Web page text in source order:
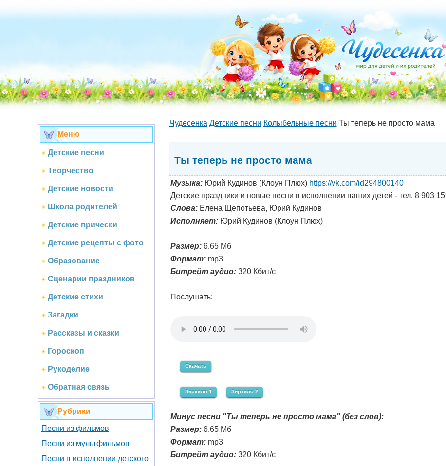
Меню
Детские песни
Творчество
Детские новости
Школа родителей
Детские прически
Детские рецепты с фото
Образование
Сценарии праздников
Детские стихи
Загадки
Рассказы и сказки
Гороскоп
Рукоделие
Обратная связь
Рубрики
Песни из фильмов
Песни из мультфильмов
Песни в исполнении детского
Чудесенка Детские песни Колыбельные песни Ты теперь не просто мама
Ты теперь не просто мама
Музыка:Юрий Кудинов (Клоун Плюх) https://vk.com/id294800140
Детские праздники и новые песни в исполнении ваших детей - тел. 8 903
Слова:Елена Щепотьева, Юрий Кудинов
Исполняет:Юрий Кудинов (Клоун Плюх)
Размер:6.65 Мб
Формат:mp3
Битрейт аудио:320 Кбит/с
Послушать:
Скачать
Зеркало 1 Зеркало 2
Минус песни "Ты теперь не просто мама" (без слов):
Размер:6.65 Мб
Формат:mp3
Битрейт аудио:320 Кбит/с